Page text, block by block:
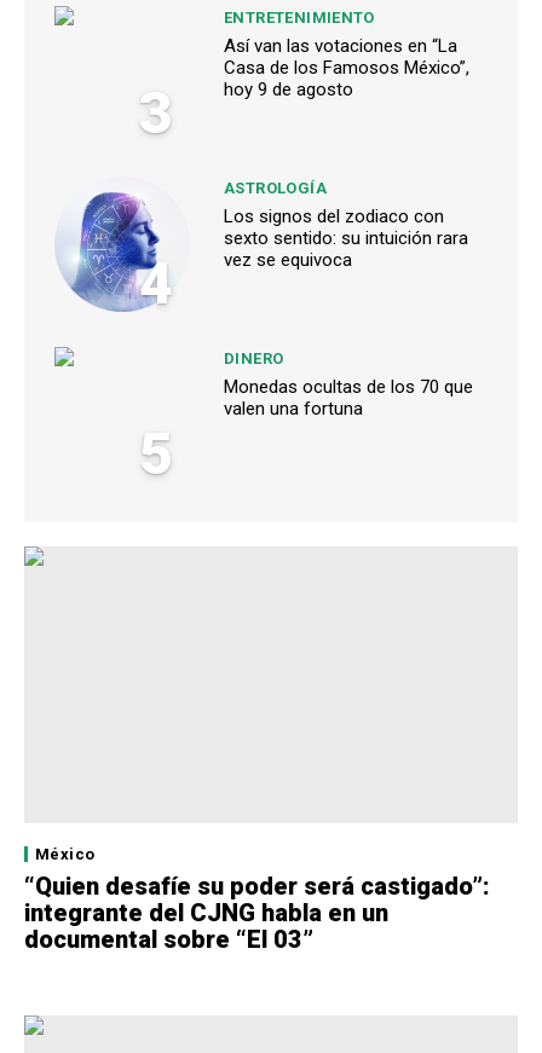
3
ENTRETENIMIENTO
Así van las votaciones en “La
Casa de los Famosos México”,
hoy 9 de agosto
4
ASTROLOGÍA
Los signos del zodiaco con
sexto sentido: su intuición rara
vez se equivoca
5
DINERO
Monedas ocultas de los 70 que
valen una fortuna
México
“Quien desafíe su poder será castigado”:
integrante del CJNG habla en un
documental sobre “El 03”